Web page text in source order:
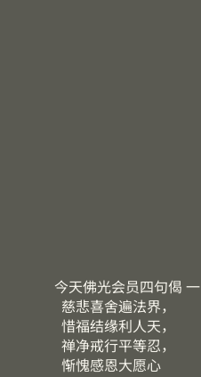
今天佛光会员四句偈 一
慈悲喜舍遍法界，
惜福结缘利人天，
禅净戒行平等忍，
惭愧感恩大愿心